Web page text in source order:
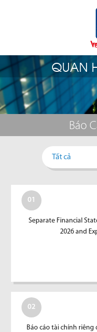
QUAN
Báo
Tất cả
01
Separate Financial
2026 and
02
Báo cáo tài chính riêng